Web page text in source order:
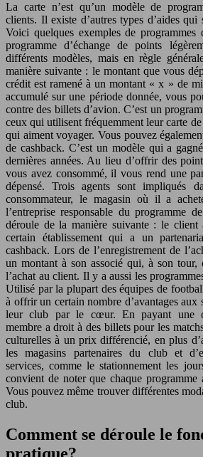
La carte n’est qu’un modèle de
clients. Il existe d’autres types d’aides qui
Voici quelques exemples de programmes
programme d’échange de points
différents modèles, mais en règle
manière suivante : le montant que vous
crédit est ramené à un montant « x » de
accumulé sur une période donnée, vous
contre des billets d’avion. C’est un
ceux qui utilisent fréquemment leur carte
qui aiment voyager. Vous pouvez
de cashback. C’est un modèle qui a
dernières années. Au lieu d’offrir des
vous avez consommé, il vous rend une
dépensé. Trois agents sont impliqués
consommateur, le magasin où il a
l’entreprise responsable du programme
déroule de la manière suivante : le client
certain établissement qui a un
cashback. Lors de l’enregistrement de
un montant à son associé qui, à son tour,
l’achat au client. Il y a aussi les
Utilisé par la plupart des équipes de
à offrir un certain nombre d’avantages aux
leur club par le cœur. En payant une
membre a droit à des billets pour les
culturelles à un prix différencié, en plus
les magasins partenaires du club et
services, comme le stationnement les
convient de noter que chaque programme
Vous pouvez même trouver différentes
club.
Comment se déroule le